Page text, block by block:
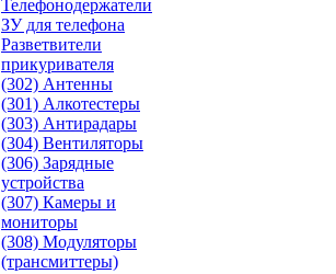
Телефонодержатели
ЗУ для телефона
Разветвители
прикуривателя
(302) Антенны
(301) Алкотестеры
(303) Антирадары
(304) Вентиляторы
(306) Зарядные
устройства
(307) Камеры и
мониторы
(308) Модуляторы
(трансмиттеры)